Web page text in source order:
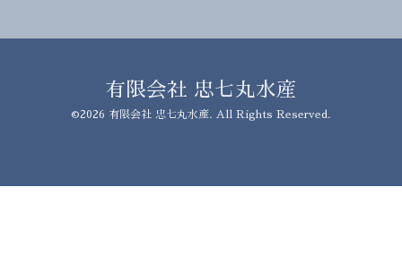
有限会社 忠七丸水産
©2026 有限会社 忠七丸水産. All Rights Reserved.